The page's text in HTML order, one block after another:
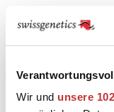
Wir und unsere